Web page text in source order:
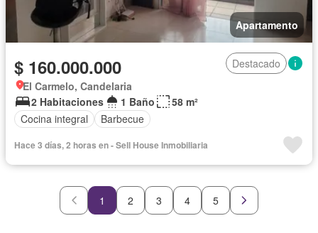
Apartamento
$ 160.000.000
Destacado
El Carmelo, Candelaria
2 Habitaciones
1 Baño
58 m²
Cocina integral
Barbecue
Hace 3 días, 2 horas en - Sell House Inmobiliaria
1 2 3 4 5